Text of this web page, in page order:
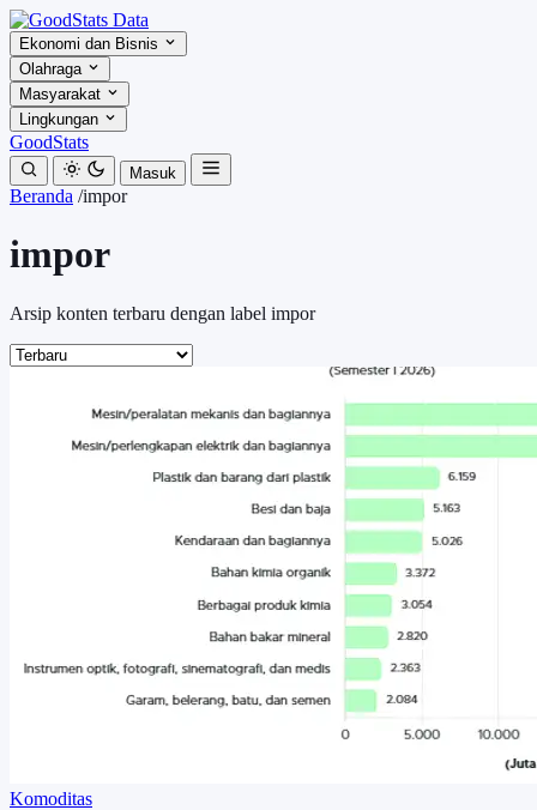
Ekonomi dan Bisnis
Olahraga
Masyarakat
Lingkungan
GoodStats
Masuk
Beranda /impor
impor
Arsip konten terbaru dengan label impor
Komoditas